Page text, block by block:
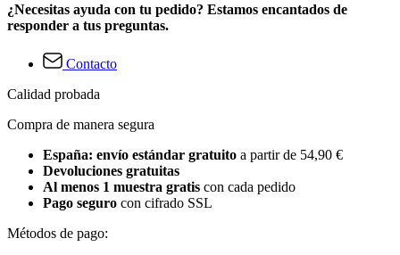
¿Necesitas ayuda con tu pedido? Estamos encantados de
responder a tus preguntas.
Contacto
Calidad probada
Compra de manera segura
España: envío estándar gratuito a partir de 54,90 €
Devoluciones gratuitas
Al menos 1 muestra gratis con cada pedido
Pago seguro con cifrado SSL
Métodos de pago: